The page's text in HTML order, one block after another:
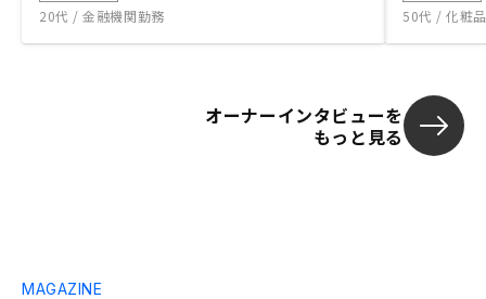
20代 / 金融機関勤務 50代 / 化粧
オーナーインタビューを
もっと見る
MAGAZINE